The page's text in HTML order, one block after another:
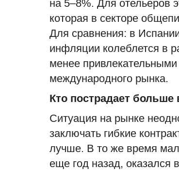
на 5–8%. Для отельеров
которая в секторе
Для сравнения: в
инфляции колеблется в
менее
международного рынка.
Кто пострадает больше
Ситуация на рынке
заключать гибкие
лучше. В то же время
еще год назад, оказался